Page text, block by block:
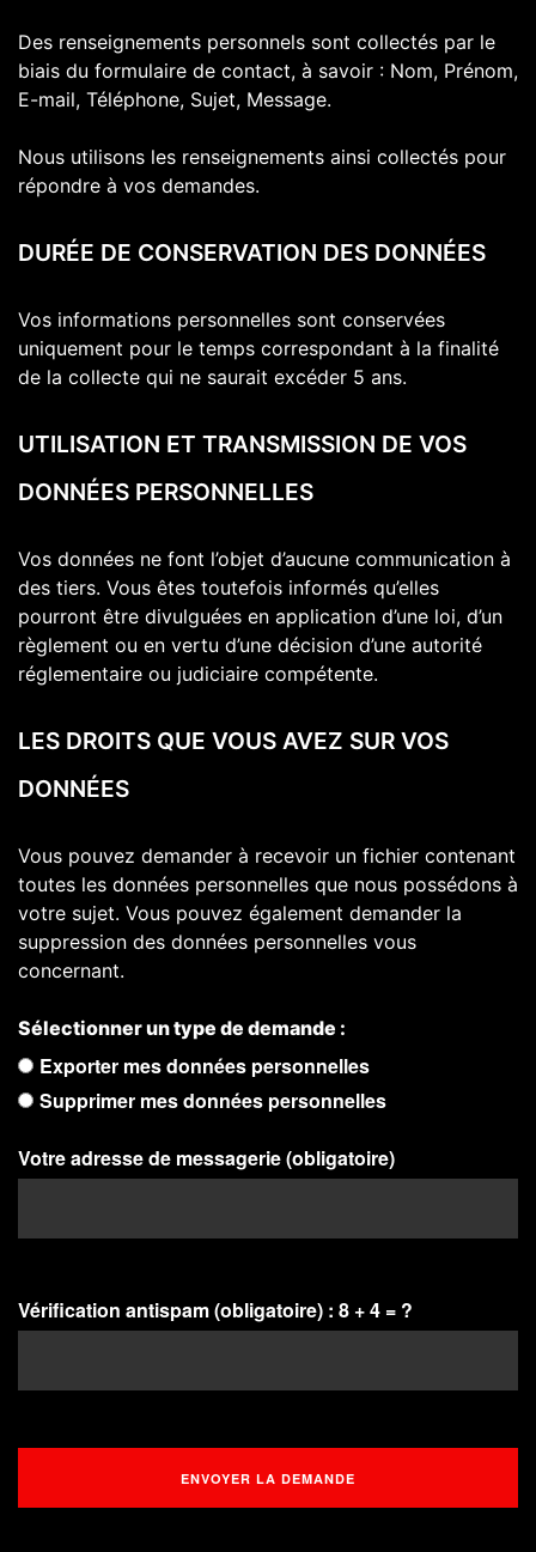
Des renseignements personnels sont collectés par le
biais du formulaire de contact, à savoir : Nom, Prénom,
E-mail, Téléphone, Sujet, Message.
Nous utilisons les renseignements ainsi collectés pour
répondre à vos demandes.
DURÉE DE CONSERVATION DES DONNÉES
Vos informations personnelles sont conservées
uniquement pour le temps correspondant à la finalité
de la collecte qui ne saurait excéder 5 ans.
UTILISATION ET TRANSMISSION DE VOS
DONNÉES PERSONNELLES
Vos données ne font l’objet d’aucune communication à
des tiers. Vous êtes toutefois informés qu’elles
pourront être divulguées en application d’une loi, d’un
règlement ou en vertu d’une décision d’une autorité
réglementaire ou judiciaire compétente.
LES DROITS QUE VOUS AVEZ SUR VOS
DONNÉES
Vous pouvez demander à recevoir un fichier contenant
toutes les données personnelles que nous possédons à
votre sujet. Vous pouvez également demander la
suppression des données personnelles vous
concernant.
Sélectionner un type de demande :
Exporter mes données personnelles
Supprimer mes données personnelles
Votre adresse de messagerie (obligatoire)
Vérification antispam (obligatoire) : 8 + 4 = ?